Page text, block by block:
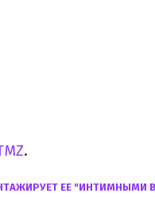
.
ЕЕ "ИНТИМНЫМИ